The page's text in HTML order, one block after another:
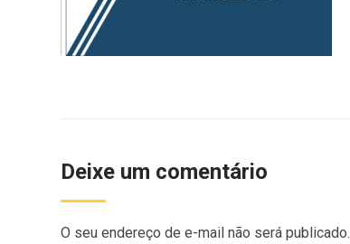
Deixe um comentário
O seu endereço de e-mail não será publicado.